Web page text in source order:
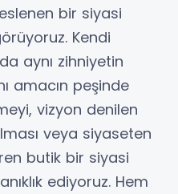
bir siyasi
Kendi
aynı zihniyetin
amacın peşinde
vizyon denilen
veya siyaseten
butik bir siyasi
ediyoruz. Hem